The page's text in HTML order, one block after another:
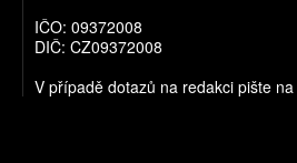
IČO: 09372008
DIČ: CZ09372008
V případě dotazů na redakci pište na